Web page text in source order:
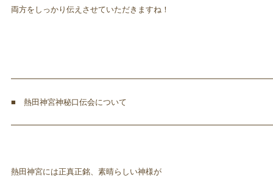
両方をしっかり伝えさせていただきますね！
■ 熱田神宮神秘口伝会について
熱田神宮には正真正銘、素晴らしい神様が